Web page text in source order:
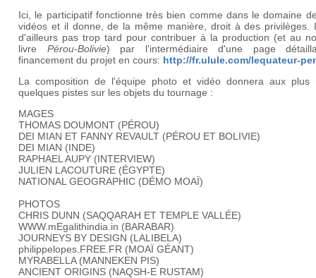
Ici, le participatif fonctionne très bien comme dans le domaine
vidéos et il donne, de la même manière, droit à des privilèges.
d'ailleurs pas trop tard pour contribuer à la production (et au
livre Pérou-Bolivie) par l'intermédiaire d'une page
financement du projet en cours: http://fr.ulule.com/lequateur-
La composition de l'équipe photo et vidéo donnera aux plus
quelques pistes sur les objets du tournage :
MAGES
THOMAS DOUMONT (PÉROU)
DEI MIAN ET FANNY REVAULT (PÉROU ET BOLIVIE)
DEI MIAN (INDE)
RAPHAEL AUPY (INTERVIEW)
JULIEN LACOUTURE (ÉGYPTE)
NATIONAL GEOGRAPHIC (DÉMO MOAÏ)
PHOTOS
CHRIS DUNN (SAQQARAH ET TEMPLE VALLÉE)
WWW.mEgalithindia.in (BARABAR)
JOURNEYS BY DESIGN (LALIBELA)
philippelopes.FREE.FR (MOAÏ GÉANT)
MYRABELLA (MANNEKEN PIS)
ANCIENT ORIGINS (NAQSH-E RUSTAM)